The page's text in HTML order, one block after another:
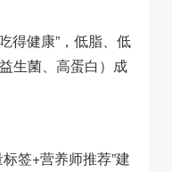
得健康”，低脂、低
生菌、高蛋白）成
签+营养师推荐”建